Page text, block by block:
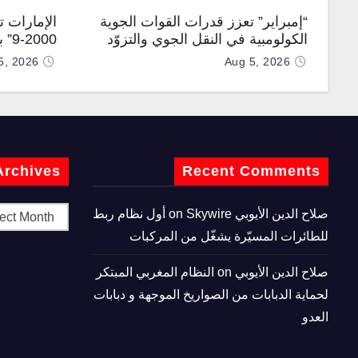
“إمبراير” تعزز قدرات القوات الجوية
الكولومبية في النقل الجوي والتزوّد
بالوقود جوًا من خلال تزويدها بطائرتي
Aug 5, 2026
المطورة
2026
Recent Comments
صلاح الدين الأيوبي
Skywire أول نظام ربط
للطائرات المسيّرة يشغّل من المركبات
صلاح الدين الأيوبي
النظام المغربي المبتكر
لحماية الدبابات من الصواريخ الموجهة و دبابات
العدو